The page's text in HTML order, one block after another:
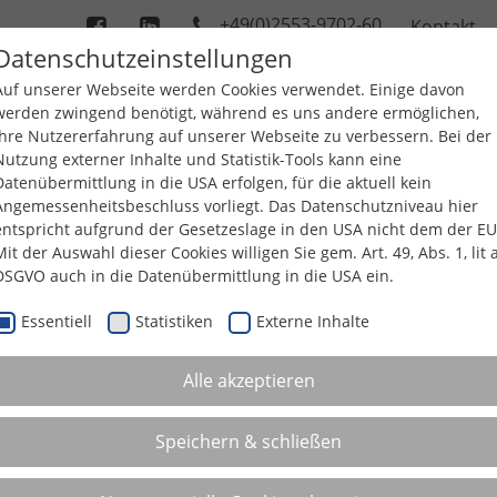
+49(0)2553-9702-60 Kontakt
PRODUKTE SERVICE
Effiziente
unserer Webseite werden Cookies verwendet. Einige davon
zwingend benötigt, während es uns andere ermöglichen,
Nutzererfahrung auf unserer Webseite zu verbessern. Bei der
externer Inhalte und Statistik-Tools kann eine
in die USA erfolgen, für die aktuell kein
vorliegt. Das Datenschutzniveau hier
aufgrund der Gesetzeslage in den USA nicht dem der
der Auswahl dieser Cookies willigen Sie gem. Art. 49, Abs. 1, lit a
auch in die Datenübermittlung in die USA ein.
Essentiell Statistiken Externe Inhalte
Alle akzeptieren
Speichern & schließen